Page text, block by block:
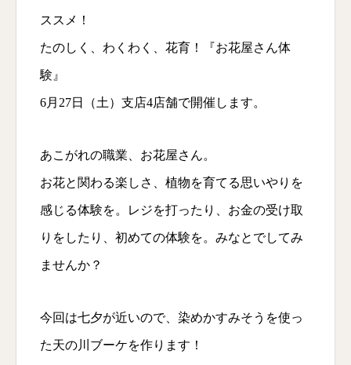
ススメ！
たのしく、わくわく、花育！『お花屋さん体
験』
6月27日（土）支店4店舗で開催します。
あこがれの職業、お花屋さん。
お花と関わる楽しさ、植物を育てる思いやりを
感じる体験を。レジを打ったり、お金の受け取
りをしたり、初めての体験を。みなとでしてみ
ませんか？
今回は七夕が近いので、染めかすみそうを使っ
た天の川ブーケを作ります！